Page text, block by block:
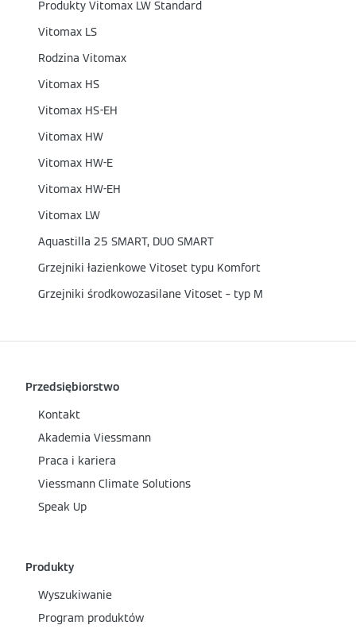
Produkty Vitomax LW Standard
Vitomax LS
Rodzina Vitomax
Vitomax HS
Vitomax HS-EH
Vitomax HW
Vitomax HW-E
Vitomax HW-EH
Vitomax LW
Aquastilla 25 SMART, DUO SMART
Grzejniki łazienkowe Vitoset typu Komfort
Grzejniki środkowozasilane Vitoset – typ M
Przedsiębiorstwo
Kontakt
Akademia Viessmann
Praca i kariera
Viessmann Climate Solutions
Speak Up
Produkty
Wyszukiwanie
Program produktów